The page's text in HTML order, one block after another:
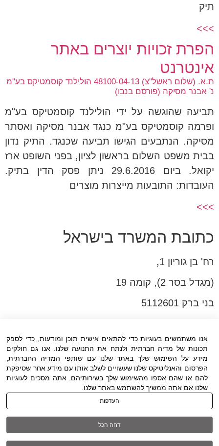
תיק
>>>
הפרת זכויות יוצרים באתר
אינטרנט
ת.א. (שלום ראשל"צ) 48100-04-13 הולילנד קוסמטיקס בע"מ
נ' אבנר מסיקה (פורסם בנבו)
תביעה שהוגשה על ידי הולילנד קוסמטיקס בע"מ
ופרמה קוסמטיקס בע"מ כנגד אבנר מסיקה ואסתר
מסיקה. הנתבעים הגישו תביעה שכנגד. התיק נדון
בבית משפט השלום בראשון לציון, בפני השופט ארז
יקואל. ביום 29.6.2016 ניתן פסק הדין בתיק.
העובדות: התובעות מייצרות מוצרים
>>>
כתובת המשרד בישראל
רח' בן גוריון 1,
(מגדל בסר 2), קומה 19
בני ברק 5112601
פקס:03-6005531
דוא"ל:office@dwo.co.il
תנאי שימוש|הצהרת נגישות| כל הזכויות
שמורות ל DWO ©
אנו משתמשים בעוגיות כדי להתאים אישית תוכן ומודעות, כדי לספק
תכונות של מדיה חברתית ולנתח את התנועה שלנו. אנו גם חולקים
מידע על השימוש שלך באתר שלנו עם שותפי המדיה החברתית,
הפרסום והאנליטיקס שלנו שעשויים לשלב אותו עם מידע אחר שסיפקת
להם או שהם אספו מהשימוש שלך בשירותיהם. אתה מסכים לעוגיות
שלנו אם אתה ממשיך להשתמש באתר שלנו.
העדפות
דחה הכל